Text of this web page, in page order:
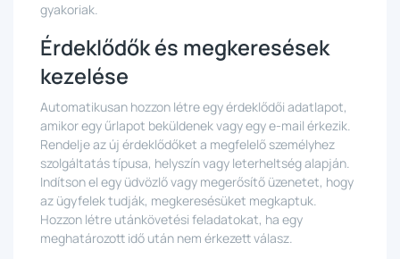
gyakoriak.
Érdeklődők és megkeresések
kezelése
Automatikusan hozzon létre egy érdeklődői adatlapot,
amikor egy űrlapot beküldenek vagy egy e-mail érkezik.
Rendelje az új érdeklődőket a megfelelő személyhez
szolgáltatás típusa, helyszín vagy leterheltség alapján.
Indítson el egy üdvözlő vagy megerősítő üzenetet, hogy
az ügyfelek tudják, megkeresésüket megkaptuk.
Hozzon létre utánkövetési feladatokat, ha egy
meghatározott idő után nem érkezett válasz.